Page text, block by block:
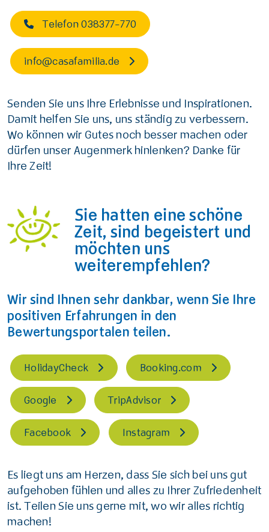
Telefon 038377-770
info@casafamilia.de
Senden Sie uns Ihre Erlebnisse und Inspirationen.
Damit helfen Sie uns, uns ständig zu verbessern.
Wo können wir Gutes noch besser machen oder
dürfen unser Augenmerk hinlenken? Danke für
Ihre Zeit!
Sie hatten eine schöne
Zeit, sind begeistert und
möchten uns
weiterempfehlen?
Wir sind Ihnen sehr dankbar, wenn Sie Ihre
positiven Erfahrungen in den
Bewertungsportalen teilen.
HolidayCheck
Booking.com
Google
TripAdvisor
Facebook
Instagram
Es liegt uns am Herzen, dass Sie sich bei uns gut
aufgehoben fühlen und alles zu Ihrer Zufriedenheit
ist. Teilen Sie uns gerne mit, wo wir alles richtig
machen!